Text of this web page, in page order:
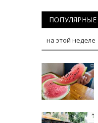
на этой неделе